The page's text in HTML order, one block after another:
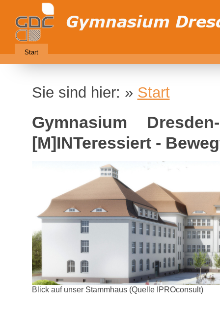
Start
Sie sind hier: » Start
Gymnasium
[M]INTeressiert -
Blick auf unser Stammhaus (Quelle IPROconsult)